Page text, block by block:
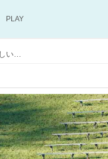
PLAY
「やっぱり“ギャラリーさん”がいたほうが燃えるし、楽しいです」と渋野日向子。史上初・無観客試合の舞台裏